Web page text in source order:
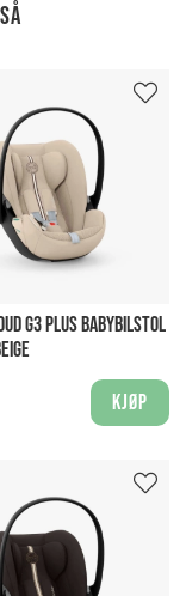
G3 PLUS BABYBILSTOL
Kjøp